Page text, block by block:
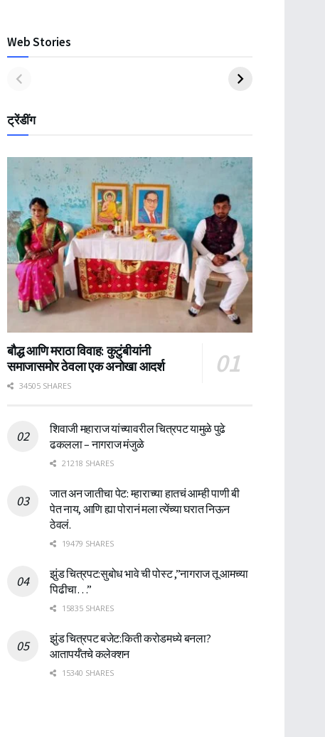
Web Stories
ट्रेंडींग
बौद्ध आणि मराठा विवाह: कुटुंबीयांनी
समाजासमोर ठेवला एक अनोखा आदर्श
34505 SHARES
शिवाजी महाराज यांच्यावरील चित्रपट यामुळे पुढे
ढकलला – नागराज मंजुळे
21218 SHARES
जात अन जातीचा पेट: म्हाराच्या हातचं आम्ही पाणी बी
पेत नाय, आणि ह्या पोरानं मला त्येंच्या घरात निऊन
ठेवलं.
19479 SHARES
झुंड चित्रपट:सुबोध भावे ची पोस्ट ,”नागराज तू आमच्या
पिढीचा…”
15835 SHARES
झुंड चित्रपट बजेट:किती करोडमध्ये बनला?
आतापर्यँतचे कलेक्शन
15340 SHARES